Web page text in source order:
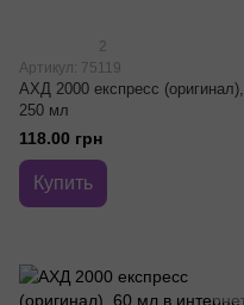
2
Артикул: 75119
АХД 2000 експресс (оригинал),
250 мл
118.00 грн
Купить